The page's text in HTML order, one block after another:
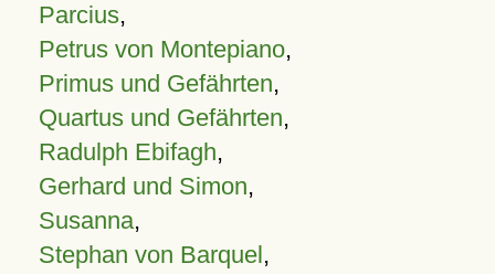
Parcius,
Petrus von Montepiano,
Primus und Gefährten,
Quartus und Gefährten,
Radulph Ebifagh,
Gerhard und Simon,
Susanna,
Stephan von Barquel,